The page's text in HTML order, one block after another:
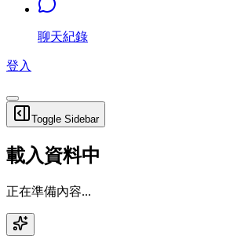
聊天紀錄
登入
Toggle Sidebar
載入資料中
正在準備內容...